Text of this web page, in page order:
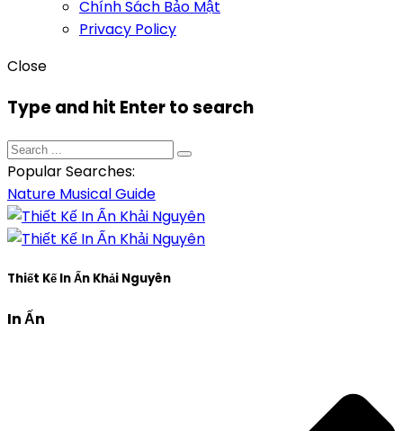
Chính Sách Bảo Mật
Privacy Policy
Close
Type and hit Enter to search
Popular Searches:
Nature MusicalGuide
Thiết Kế In Ấn Khải Nguyên
In Ấn